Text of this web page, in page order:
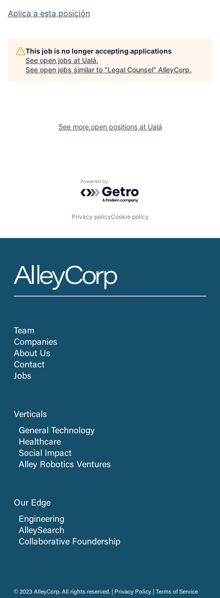
Aplica a esta posición
This job is no longer accepting applications
See open jobs at Ualá.
See open jobs similar to "Legal Counsel" AlleyCorp.
See more open positions at Ualá
Powered by Getro.com
Privacy policyCookie policy
Team
Companies
About Us
Contact
Jobs
Verticals
General Technology
Healthcare
Social Impact
Alley Robotics Ventures
Our Edge
Engineering
AlleySearch
Collaborative Foundership
© 2023 AlleyCorp. All rights reserved. | Privacy Policy Terms of Service